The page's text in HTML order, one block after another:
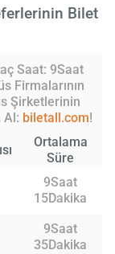
Bilet
Saat: 9Saat
Firmalarının
Şirketlerinin
Al: biletall.com!
Ortalama
Süre
9Saat
15Dakika
9Saat
35Dakika